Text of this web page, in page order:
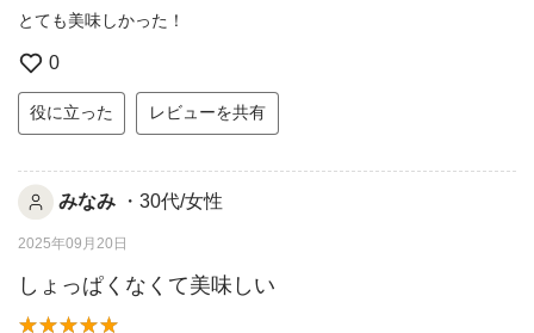
とても美味しかった！
0
役に立った レビューを共有
みなみ ・30代/女性
2025年09月20日
しょっぱくなくて美味しい